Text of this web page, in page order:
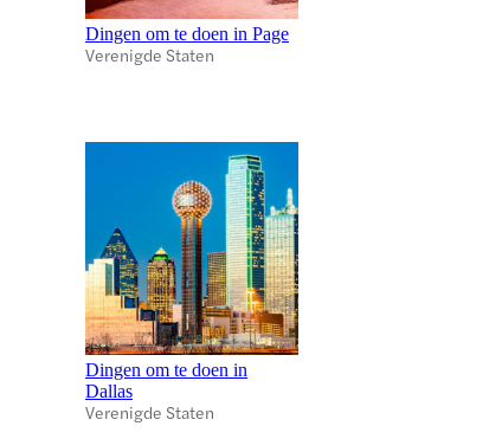
Dingen om te doen in Page
Verenigde Staten
Dingen om te doen in
Dallas
Verenigde Staten